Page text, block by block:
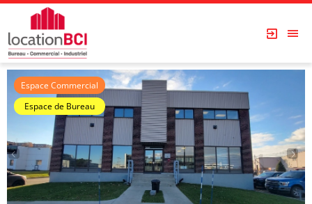
Espace Commercial
Espace de Bureau